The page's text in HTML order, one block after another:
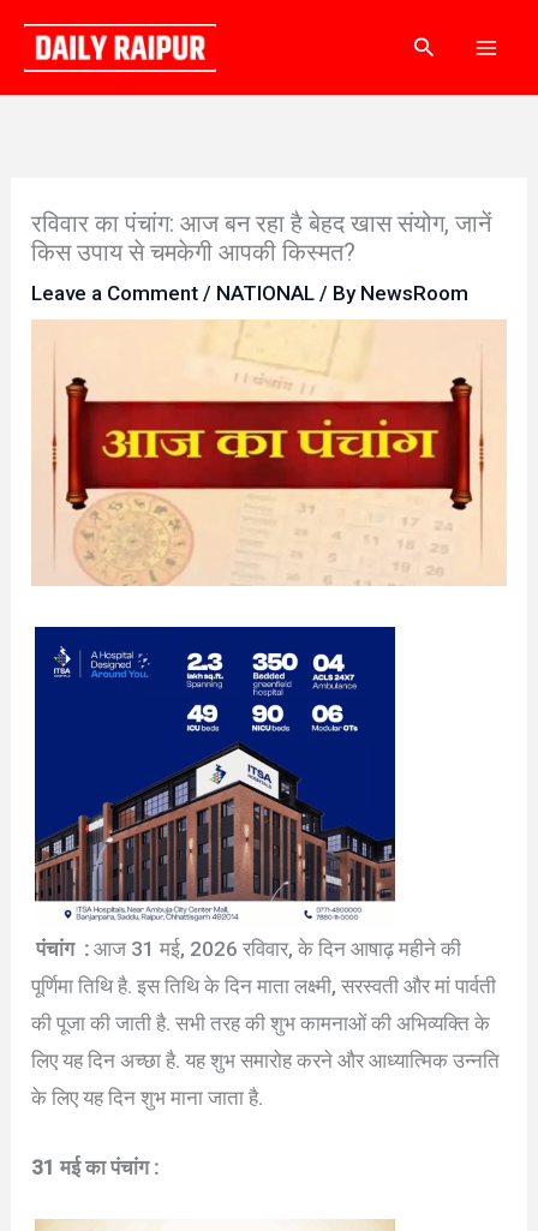
content
Search
रविवार का पंचांग: आज बन रहा है बेहद खास संयोग, जानें
किस उपाय से चमकेगी आपकी किस्मत?
Leave a Comment / NATIONAL / By NewsRoom
पंचांग :आज 31 मई, 2026 रविवार, के दिन आषाढ़ महीने की
पूर्णिमा तिथि है. इस तिथि के दिन माता लक्ष्मी, सरस्वती और मां पार्वती
की पूजा की जाती है. सभी तरह की शुभ कामनाओं की अभिव्यक्ति के
लिए यह दिन अच्छा है. यह शुभ समारोह करने और आध्यात्मिक उन्नति
के लिए यह दिन शुभ माना जाता है.
31 मई का पंचांग :